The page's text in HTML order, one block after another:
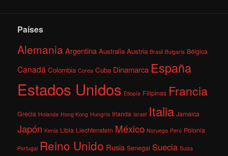
Países
AlemaniaArgentina Australia Austria Brasil Bulgaria Bélgica
Canadá Colombia Corea Cuba Dinamarca España
Estados Unidos Etiopía Filipinas Francia
Grecia Holanda Hong Kong Hungría Irlanda Israel Italia Jamaica
Japón Kenia Libia Liechtenstein México Noruega Perú Polonia
Portugal Reino Unido Rusia Senegal Suecia Suiza